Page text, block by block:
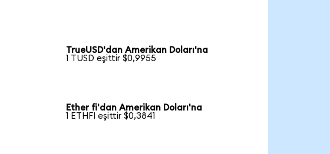
TrueUSD'dan Amerikan Doları'na
1 TUSD eşittir $0,9955
Ether fi'dan Amerikan Doları'na
1 ETHFI eşittir $0,3841